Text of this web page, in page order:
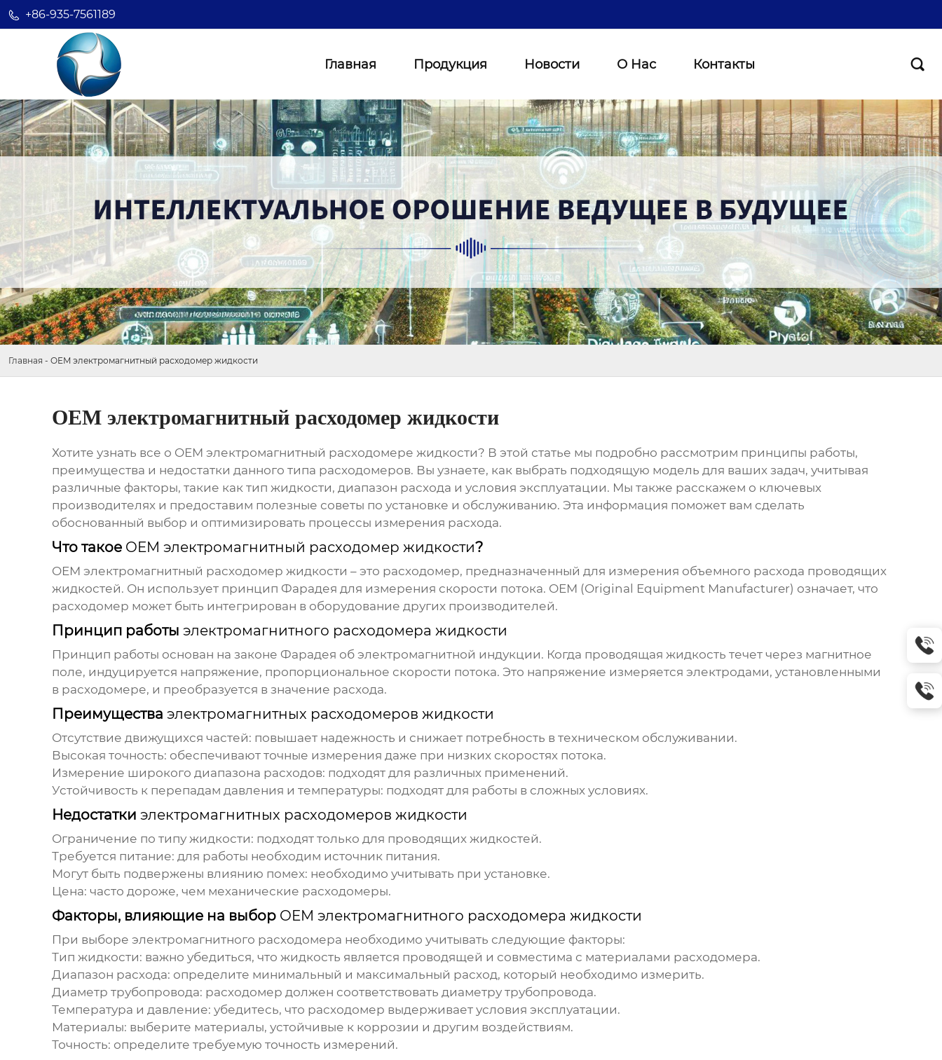
+86-935-7561189
Главная Продукция Новости О Нас Контакты 
Главная - OEM электромагнитный расходомер жидкости
OEM электромагнитный расходомер жидкости
Хотите узнать все о OEM электромагнитный расходомере жидкости? В этой статье мы подробно рассмотрим принципы работы,
преимущества и недостатки данного типа расходомеров. Вы узнаете, как выбрать подходящую модель для ваших задач, учитывая
различные факторы, такие как тип жидкости, диапазон расхода и условия эксплуатации. Мы также расскажем о ключевых
производителях и предоставим полезные советы по установке и обслуживанию. Эта информация поможет вам сделать
обоснованный выбор и оптимизировать процессы измерения расхода.
Что такое OEM электромагнитный расходомер жидкости?
OEM электромагнитный расходомер жидкости – это расходомер, предназначенный для измерения объемного расхода проводящих
жидкостей. Он использует принцип Фарадея для измерения скорости потока. OEM (Original Equipment Manufacturer) означает, что
расходомер может быть интегрирован в оборудование других производителей.
Принцип работы электромагнитного расходомера жидкости
Принцип работы основан на законе Фарадея об электромагнитной индукции. Когда проводящая жидкость течет через магнитное
поле, индуцируется напряжение, пропорциональное скорости потока. Это напряжение измеряется электродами, установленными
в расходомере, и преобразуется в значение расхода.
Преимущества электромагнитных расходомеров жидкости
Отсутствие движущихся частей: повышает надежность и снижает потребность в техническом обслуживании.
Высокая точность: обеспечивают точные измерения даже при низких скоростях потока.
Измерение широкого диапазона расходов: подходят для различных применений.
Устойчивость к перепадам давления и температуры: подходят для работы в сложных условиях.
Недостатки электромагнитных расходомеров жидкости
Ограничение по типу жидкости: подходят только для проводящих жидкостей.
Требуется питание: для работы необходим источник питания.
Могут быть подвержены влиянию помех: необходимо учитывать при установке.
Цена: часто дороже, чем механические расходомеры.
Факторы, влияющие на выбор OEM электромагнитного расходомера жидкости
При выборе электромагнитного расходомера необходимо учитывать следующие факторы:
Тип жидкости: важно убедиться, что жидкость является проводящей и совместима с материалами расходомера.
Диапазон расхода: определите минимальный и максимальный расход, который необходимо измерить.
Диаметр трубопровода: расходомер должен соответствовать диаметру трубопровода.
Температура и давление: убедитесь, что расходомер выдерживает условия эксплуатации.
Материалы: выберите материалы, устойчивые к коррозии и другим воздействиям.
Точность: определите требуемую точность измерений.